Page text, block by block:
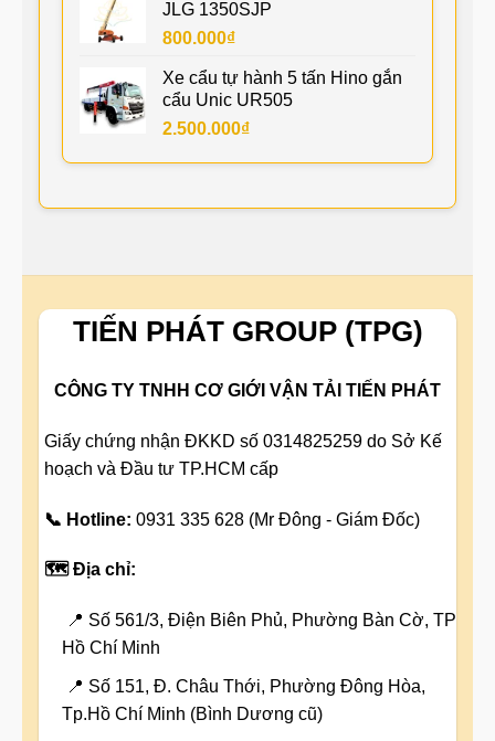
JLG 1350SJP
800.000₫
Xe cẩu tự hành 5 tấn Hino gắn
cẩu Unic UR505
2.500.000₫
TIẾN PHÁT GROUP (TPG)
CÔNG TY TNHH CƠ GIỚI VẬN TẢI TIẾN PHÁT
Giấy chứng nhận ĐKKD số 0314825259 do Sở Kế
hoạch và Đầu tư TP.HCM cấp
📞 Hotline: 0931 335 628 (Mr Đông - Giám Đốc)
🗺️ Địa chỉ:
📍 Số 561/3, Điện Biên Phủ, Phường Bàn Cờ, TP
Hồ Chí Minh
📍 Số 151, Đ. Châu Thới, Phường Đông Hòa,
Tp.Hồ Chí Minh (Bình Dương cũ)